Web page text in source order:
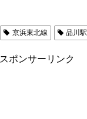
京浜東北線 品川駅
スポンサーリンク